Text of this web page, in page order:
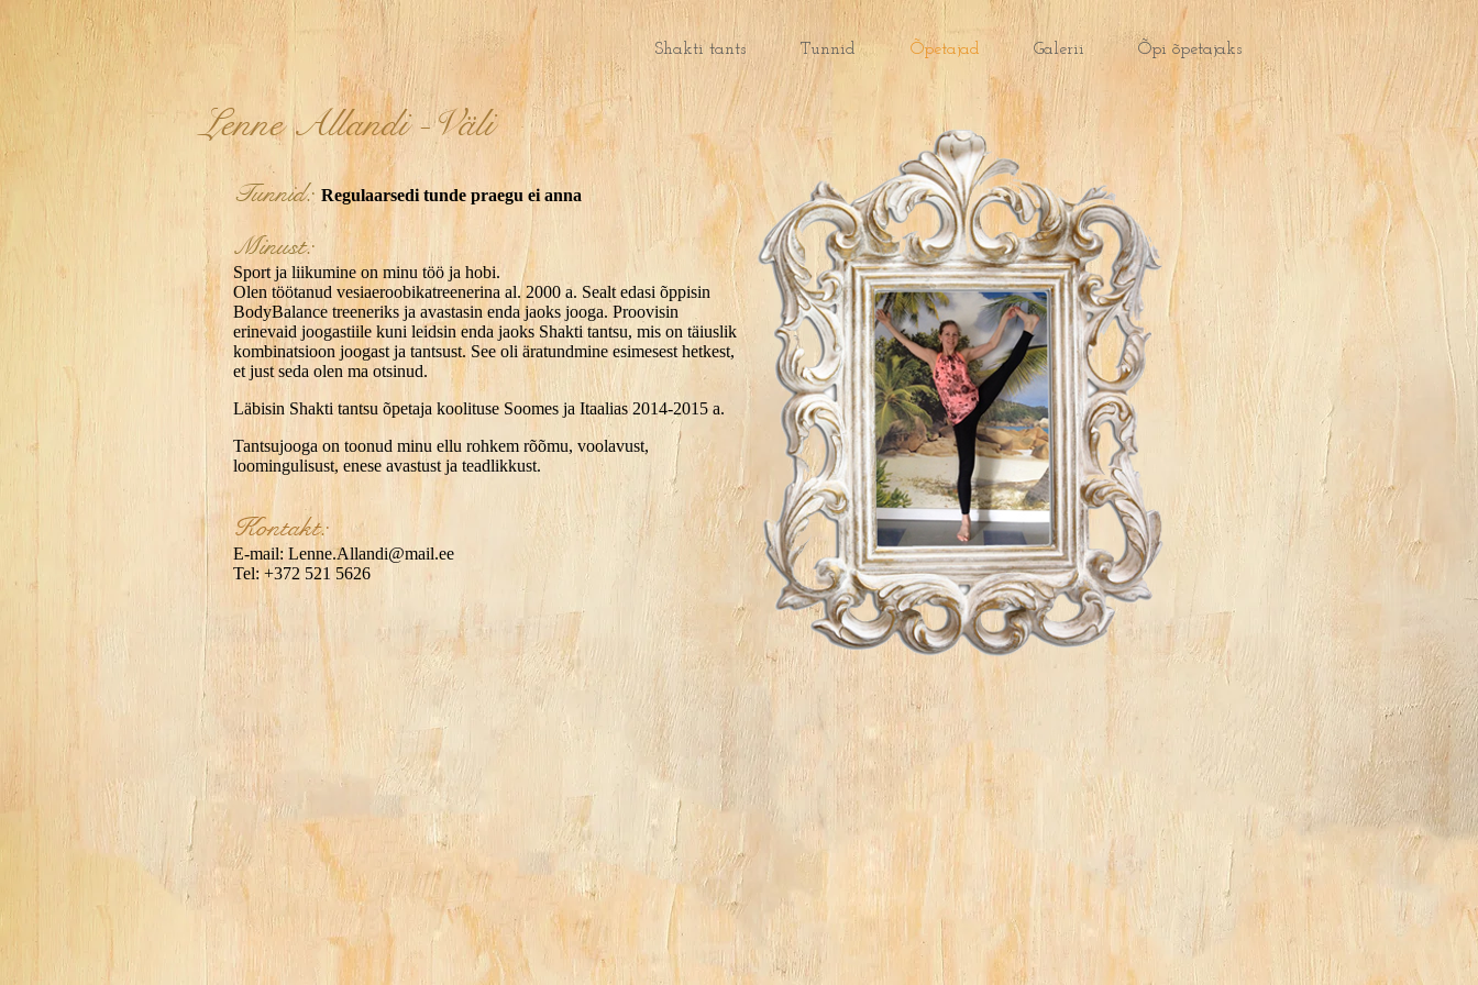
Shakti tants Tunnid Õpetajad Galerii Õpi õpetajaks
Lenne Allandi -Väli
Tunnid: Regulaarsedi tunde praegu ei anna
Minust:
Sport ja liikumine on minu töö ja hobi.
Olen töötanud vesiaeroobikatreenerina al. 2000 a. Sealt edasi õppisin
BodyBalance treeneriks ja avastasin enda jaoks jooga. Proovisin
erinevaid joogastiile kuni leidsin enda jaoks Shakti tantsu, mis on täiuslik
kombinatsioon joogast ja tantsust. See oli äratundmine esimesest hetkest,
et just seda olen ma otsinud.
Läbisin Shakti tantsu õpetaja koolituse Soomes ja Itaalias 2014-2015 a.
Tantsujooga on toonud minu ellu rohkem rõõmu, voolavust,
loomingulisust, enese avastust ja teadlikkust.
Kontakt:​
E-mail: Lenne.Allandi@mail.ee
Tel: +372 521 5626